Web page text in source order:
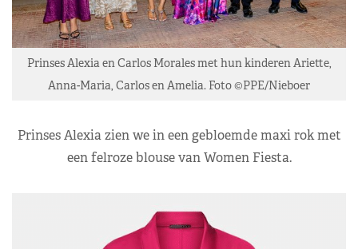
Prinses Alexia en Carlos Morales met hun kinderen Ariette,
Anna-Maria, Carlos en Amelia. Foto ©PPE/Nieboer
Prinses Alexia zien we in een gebloemde maxi rok met
een felroze blouse van Women Fiesta.